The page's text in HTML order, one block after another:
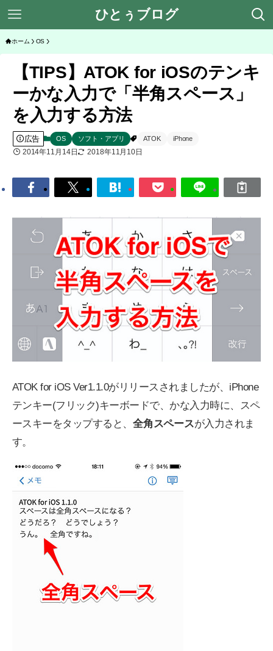
ひとぅブログ
ホーム OS
【TIPS】ATOK for iOSのテンキ
ーかな入力で「半角スペース」
を入力する方法
広告 OS ソフト・アプリ ATOK iPhone
2014年11月14日 2018年11月10日
ATOK for iOS Ver1.1.0がリリースされましたが、iPhone
テンキー(フリック)キーボードで、かな入力時に、スペ
ースキーをタップすると、 全角スペースが入力されま
す。